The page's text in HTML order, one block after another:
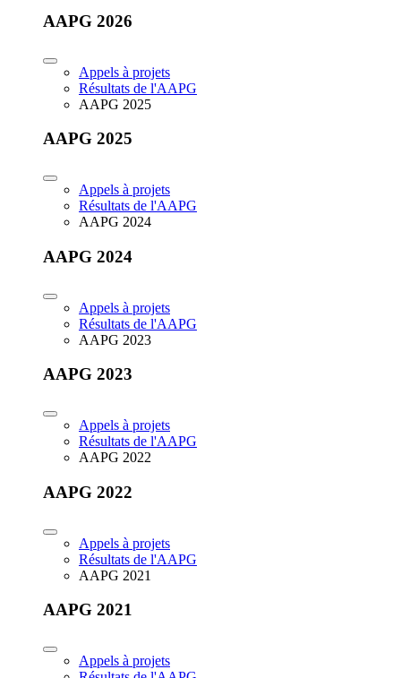
AAPG 2026
Appels à projets
Résultats de l'AAPG
AAPG 2025
AAPG 2025
Appels à projets
Résultats de l'AAPG
AAPG 2024
AAPG 2024
Appels à projets
Résultats de l'AAPG
AAPG 2023
AAPG 2023
Appels à projets
Résultats de l'AAPG
AAPG 2022
AAPG 2022
Appels à projets
Résultats de l'AAPG
AAPG 2021
AAPG 2021
Appels à projets